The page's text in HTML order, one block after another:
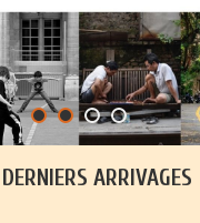
ARRIVAGES